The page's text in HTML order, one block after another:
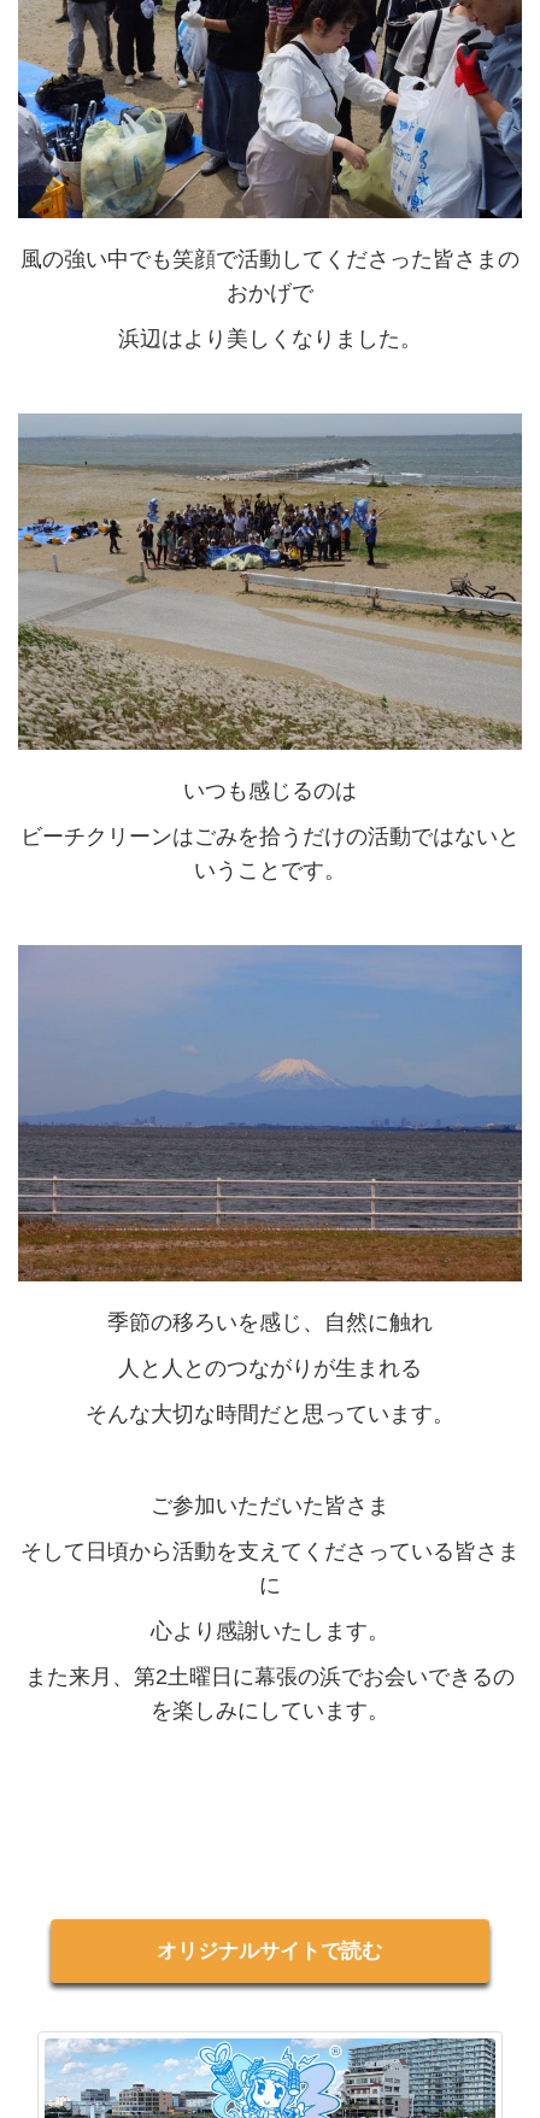
風の強い中でも笑顔で活動してくださった皆さまの
おかげで
浜辺はより美しくなりました。
いつも感じるのは
ビーチクリーンはごみを拾うだけの活動ではないと
いうことです。
季節の移ろいを感じ、自然に触れ
人と人とのつながりが生まれる
そんな大切な時間だと思っています。
ご参加いただいた皆さま
そして日頃から活動を支えてくださっている皆さま
に
心より感謝いたします。
また来月、 第2土曜日に幕張の浜でお会いできるの
を楽しみにしています。
オリジナルサイトで読む